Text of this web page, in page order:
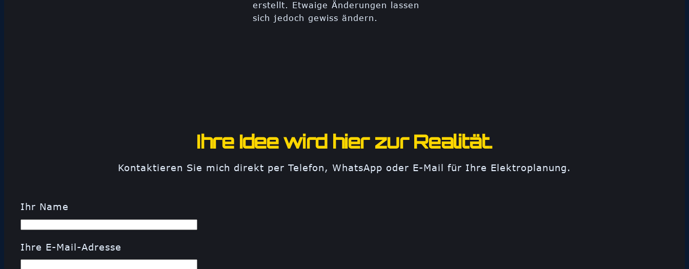
erstellt. Etwaige Änderungen lassen
sich jedoch gewiss ändern.
Ihre Idee wird hier zur Realität.
Kontaktieren Sie mich direkt per Telefon, WhatsApp oder E-Mail für Ihre Elektroplanung.
Ihr Name
Ihre E-Mail-Adresse